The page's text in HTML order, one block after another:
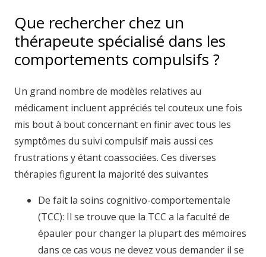
Que rechercher chez un
thérapeute spécialisé dans les
comportements compulsifs ?
Un grand nombre de modèles relatives au
médicament incluent appréciés tel couteux une fois
mis bout à bout concernant en finir avec tous les
symptômes du suivi compulsif mais aussi ces
frustrations y étant coassociées. Ces diverses
thérapies figurent la majorité des suivantes
De fait la soins cognitivo-comportementale
(TCC): Il se trouve que la TCC a la faculté de
épauler pour changer la plupart des mémoires
dans ce cas vous ne devez vous demander il se